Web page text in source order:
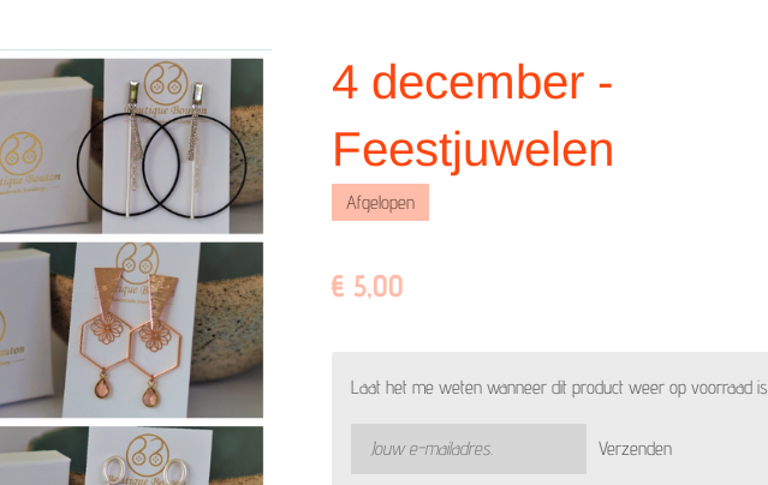
4 december -
Feestjuwelen
Afgelopen
€ 5,00
Laat het me weten wanneer dit product weer op voorraad is.
Verzenden